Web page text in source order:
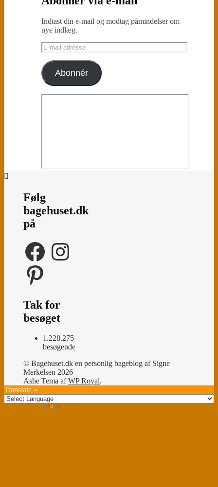
Indtast din e-mail og modtag påmindelser om
nye indlæg.
E-
mail-
adresse
Abonnér
Følg
bagehuset.dk
på
FacebookInstagram
Pinterest
Tak for
besøget
1.228.275
besøgende
© Bagehuset.dk en personlig bageblog af Signe
Merkelsen 2026
Ashe Tema afWP Royal.
Translate »